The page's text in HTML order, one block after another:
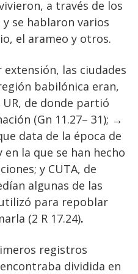
a través de los
se hablaron varios
el arameo y otros.
las ciudades
babilónica eran,
de donde partió
(Gn 11.27– 31); →
data de la época de
la que se han hecho
y CUTA, de
algunas de las
para repoblar
(2 R 17.24).
registros
dividida en